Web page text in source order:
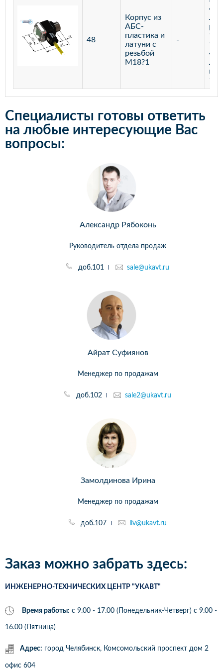
48
Корпус из
АБС-
пластика и
латуни с
резьбой
М18?1
-
400
100
Специалисты готовы ответить
на любые интересующие Вас
вопросы:
Александр Рябоконь
Руководитель отдела продаж
доб.101 sale@ukavt.ru
Айрат Суфиянов
Менеджер по продажам
доб.102 sale2@ukavt.ru
Замолдинова Ирина
Менеджер по продажам
доб.107 liv@ukavt.ru
Заказ можно забрать здесь:
ИНЖЕНЕРНО-ТЕХНИЧЕСКИХ ЦЕНТР "УКАВТ"
Время работы: с 9.00 - 17.00 (Понедельник-Четверг) c 9.00 -
16.00 (Пятница)
Адрес: город Челябинск, Комсомольский проспект дом 2
офис 604